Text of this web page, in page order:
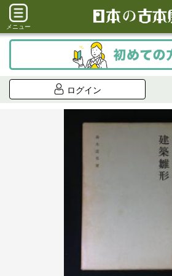
メニュー
ログイン